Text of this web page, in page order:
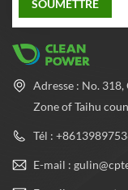
Adresse : No.
Zone of Taihu
Tél :
E-mail :